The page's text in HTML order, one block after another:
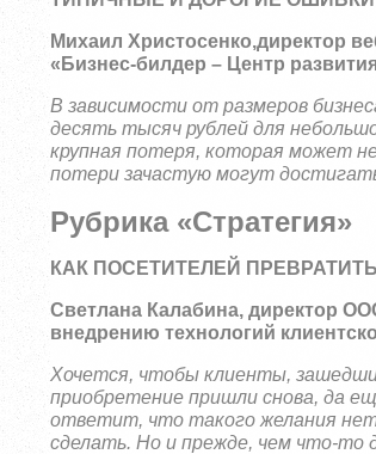
Михаил Христосенко,директор
«Бизнес-билдер – Центр
В зависимости от размеров
десять тысяч рублей для
крупная потеря, которая может
потери зачастую могут
Рубрика «Стратегия»
КАК ПОСЕТИТЕЛЕЙ
Светлана Калабина, директор
внедрению технологий
Хочется, чтобы клиенты,
приобретение пришли снова, да
ответит, что такого желания
сделать. Но и прежде, чем что-то